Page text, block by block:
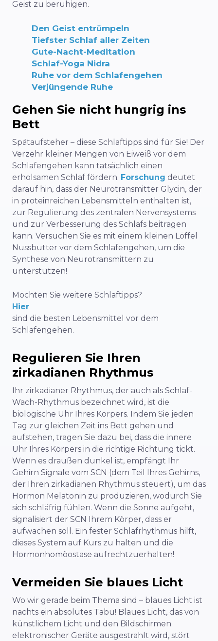
Geist zu beruhigen.
Den Geist entrümpeln
Tiefster Schlaf aller Zeiten
Gute-Nacht-Meditation
Schlaf-Yoga Nidra
Ruhe vor dem Schlafengehen
Verjüngende Ruhe
Gehen Sie nicht hungrig ins
Bett
Spätaufsteher – diese Schlaftipps sind für Sie! Der
Verzehr kleiner Mengen von Eiweiß vor dem
Schlafengehen kann tatsächlich einen
erholsamen Schlaf fördern. Forschung deutet
darauf hin, dass der Neurotransmitter Glycin, der
in proteinreichen Lebensmitteln enthalten ist,
zur Regulierung des zentralen Nervensystems
und zur Verbesserung des Schlafs beitragen
kann. Versuchen Sie es mit einem kleinen Löffel
Nussbutter vor dem Schlafengehen, um die
Synthese von Neurotransmittern zu
unterstützen!
Möchten Sie weitere Schlaftipps?
Hier
sind die besten Lebensmittel vor dem
Schlafengehen.
Regulieren Sie Ihren
zirkadianen Rhythmus
Ihr zirkadianer Rhythmus, der auch als Schlaf-
Wach-Rhythmus bezeichnet wird, ist die
biologische Uhr Ihres Körpers. Indem Sie jeden
Tag zur gleichen Zeit ins Bett gehen und
aufstehen, tragen Sie dazu bei, dass die innere
Uhr Ihres Körpers in die richtige Richtung tickt.
Wenn es draußen dunkel ist, empfängt Ihr
Gehirn Signale vom SCN (dem Teil Ihres Gehirns,
der Ihren zirkadianen Rhythmus steuert), um das
Hormon Melatonin zu produzieren, wodurch Sie
sich schläfrig fühlen. Wenn die Sonne aufgeht,
signalisiert der SCN Ihrem Körper, dass er
aufwachen soll. Ein fester Schlafrhythmus hilft,
dieses System auf Kurs zu halten und die
Hormonhomöostase aufrechtzuerhalten!
Vermeiden Sie blaues Licht
Wo wir gerade beim Thema sind – blaues Licht ist
nachts ein absolutes Tabu! Blaues Licht, das von
künstlichem Licht und den Bildschirmen
elektronischer Geräte ausgestrahlt wird, stört